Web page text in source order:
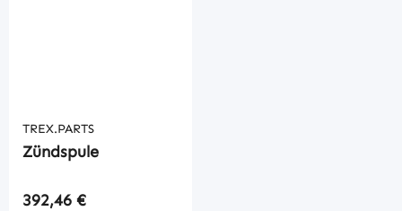
TREX.PARTS
Zündspule
Regulärer Preis:
392,46 €